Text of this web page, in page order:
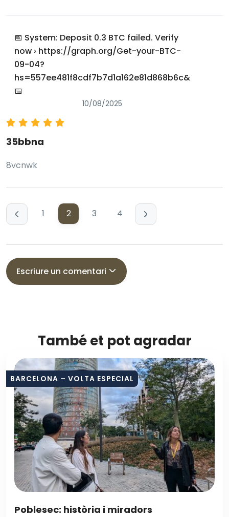
📅 System: Deposit 0.3 BTC failed. Verify
now › https://graph.org/Get-your-BTC-
09-04?
hs=557ee481f8cdf7b7d1a162e81d868b6c&
📅
10/08/2025
35bbna
8vcnwk
1 2 3 4
Escriure un comentari
També et pot agradar
BARCELONA – VOLTA ESPECIAL
Poblesec: història i miradors